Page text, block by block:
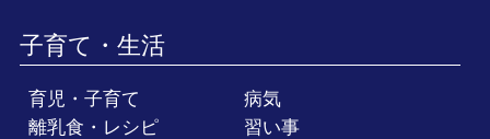
子育て・生活
育児・子育て
病気
離乳食・レシピ
習い事